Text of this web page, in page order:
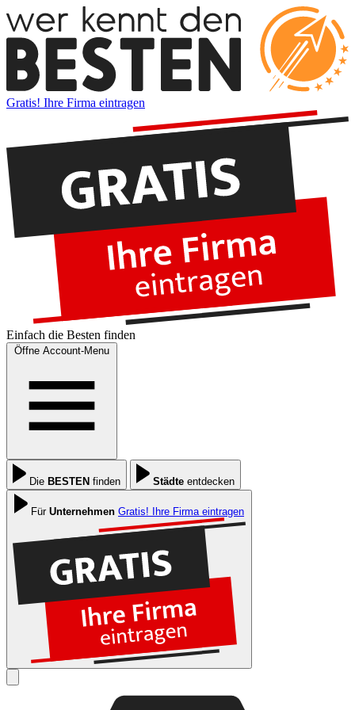
Gratis! Ihre Firma eintragen
Einfach die Besten finden
Öffne Account-Menu
Die BESTEN finden Städte entdecken
Für Unternehmen Gratis! Ihre Firma eintragen